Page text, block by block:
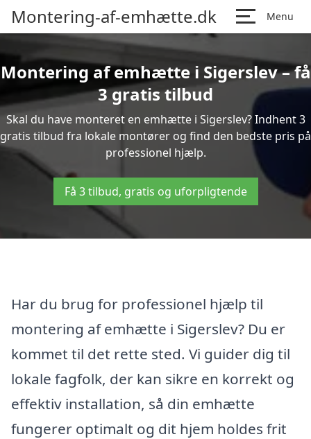
Montering-af-emhætte.dk Menu
Montering af emhætte i Sigerslev – få
3 gratis tilbud
Skal du have monteret en emhætte i Sigerslev? Indhent 3
gratis tilbud fra lokale montører og find den bedste pris på
professionel hjælp.
Få 3 tilbud, gratis og uforpligtende
Har du brug for professionel hjælp til
montering af emhætte i Sigerslev? Du er
kommet til det rette sted. Vi guider dig til
lokale fagfolk, der kan sikre en korrekt og
effektiv installation, så din emhætte
fungerer optimalt og dit hjem holdes frit